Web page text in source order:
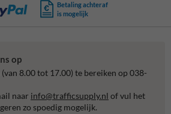
Betaling achteraf
is mogelijk
op
8.00 tot 17.00) te bereiken op 038-
naar info@trafficsupply.nl of vul het
zo spoedig mogelijk.